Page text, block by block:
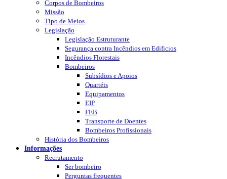
Corpos de Bombeiros
Missão
Tipo de Meios
Legislação
Legislação Estruturante
Segurança contra Incêndios em Edificios
Incêndios Florestais
Bombeiros
Subsídios e Apoios
Quartéis
Equipamentos
EIP
FEB
Transporte de Doentes
Bombeiros Profissionais
História dos Bombeiros
Informações
Recrutamento
Ser bombeiro
Perguntas frequentes